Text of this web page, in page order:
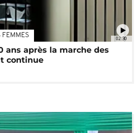
02:30
FEMMES
ans après la marche des
continue